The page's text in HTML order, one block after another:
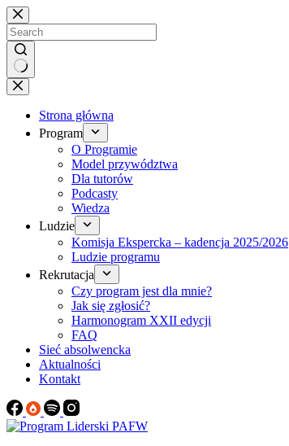
Brak
wyników
Strona główna
Program
O Programie
Model przywództwa
Dla tutorów
Podcasty
Wiedza
Ludzie
Komisja Ekspercka – kadencja 2025/2026
Ludzie programu
Rekrutacja
Czy program jest dla mnie?
Jak się zgłosić?
Harmonogram XXII edycji
FAQ
Sieć absolwencka
Aktualności
Kontakt